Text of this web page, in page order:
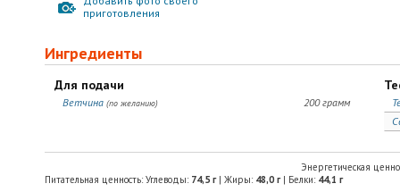
приготовления
Ингредиенты
Для подачи
200 грамм
Ветчина (по желанию)
Энергетическая
Питательная ценность: Углеводы: 74,5 г| Жиры: 48,0 г| Белки: 44,1 г